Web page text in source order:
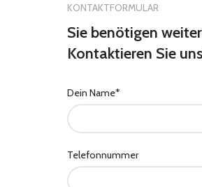
KONTAKTFORMULAR
Sie benötigen
Kontaktieren Sie
Dein Name*
Telefonnummer